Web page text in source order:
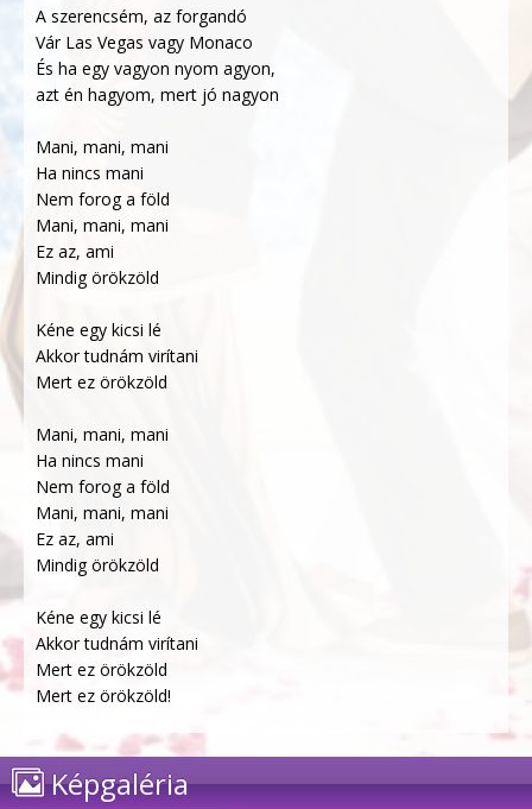
A szerencsém, az forgandó
Vár Las Vegas vagy Monaco
És ha egy vagyon nyom agyon,
azt én hagyom, mert jó nagyon
Mani, mani, mani
Ha nincs mani
Nem forog a föld
Mani, mani, mani
Ez az, ami
Mindig örökzöld
Kéne egy kicsi lé
Akkor tudnám virítani
Mert ez örökzöld
Mani, mani, mani
Ha nincs mani
Nem forog a föld
Mani, mani, mani
Ez az, ami
Mindig örökzöld
Kéne egy kicsi lé
Akkor tudnám virítani
Mert ez örökzöld
Mert ez örökzöld!
Képgaléria